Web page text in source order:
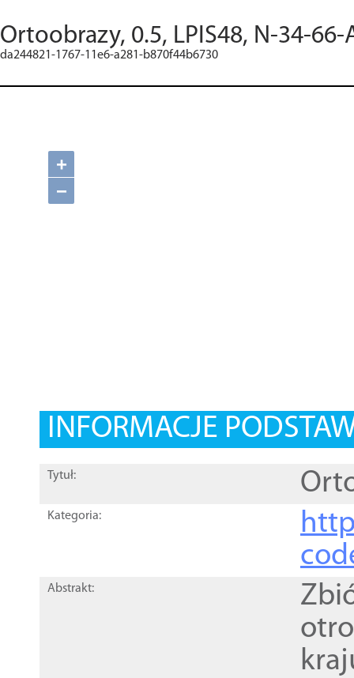
Ortoobrazy, 0.5, LPIS48, N-34-66-
da244821-1767-11e6-a281-b870f44b6730
+
−
INFORMACJE
Tytuł:
Kategoria:
Abstrakt: